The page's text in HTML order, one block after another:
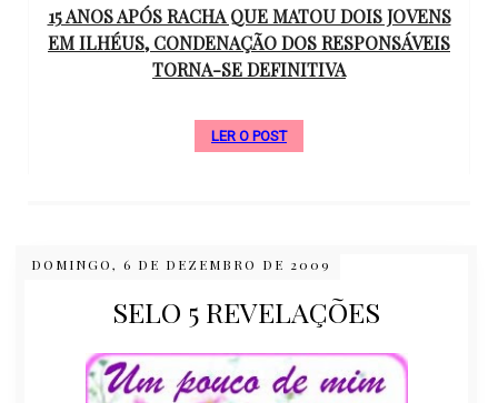
15 ANOS APÓS RACHA QUE MATOU DOIS JOVENS
EM ILHÉUS, CONDENAÇÃO DOS RESPONSÁVEIS
TORNA-SE DEFINITIVA
LER O POST
DOMINGO, 6 DE DEZEMBRO DE 2009
SELO 5 REVELAÇÕES